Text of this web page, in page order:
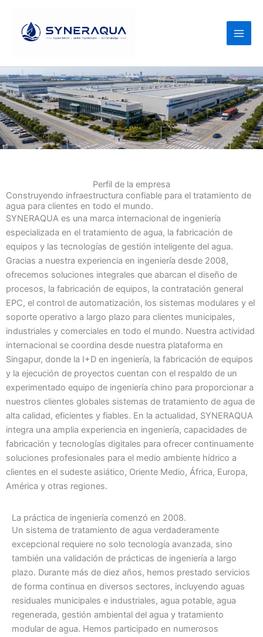
contenido
Perfil de la empresa
Construyendo infraestructura confiable para el tratamiento de
agua para clientes en todo el mundo.
SYNERAQUA es una marca internacional de ingeniería
especializada en el tratamiento de agua, la fabricación de
equipos y las tecnologías de gestión inteligente del agua.
Gracias a nuestra experiencia en ingeniería desde 2008,
ofrecemos soluciones integrales que abarcan el diseño de
procesos, la fabricación de equipos, la contratación general
EPC, el control de automatización, los sistemas modulares y el
soporte operativo a largo plazo para clientes municipales,
industriales y comerciales en todo el mundo. Nuestra actividad
internacional se coordina desde nuestra plataforma en
Singapur, donde la I+D en ingeniería, la fabricación de equipos
y la ejecución de proyectos cuentan con el respaldo de un
experimentado equipo de ingeniería chino para proporcionar a
nuestros clientes globales sistemas de tratamiento de agua de
alta calidad, eficientes y fiables. En la actualidad, SYNERAQUA
integra una amplia experiencia en ingeniería, capacidades de
fabricación y tecnologías digitales para ofrecer continuamente
soluciones profesionales para el medio ambiente hídrico a
clientes en el sudeste asiático, Oriente Medio, África, Europa,
América y otras regiones.
La práctica de ingeniería comenzó en 2008.
Un sistema de tratamiento de agua verdaderamente
excepcional requiere no solo tecnología avanzada, sino
también una validación de prácticas de ingeniería a largo
plazo. Durante más de diez años, hemos prestado servicios
de forma continua en diversos sectores, incluyendo aguas
residuales municipales e industriales, agua potable, agua
regenerada, gestión ambiental del agua y tratamiento
modular de agua. Hemos participado en numerosos